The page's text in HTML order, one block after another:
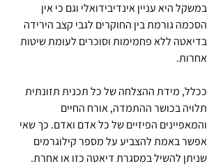
במשקל היא עניין אינדיבידואלי וגם כי אין
הסכמה גורמת בין החוקרים לגבי קצב הירידה
בדיאטה ללא פחמימות וסוכרים לעומת שיטות
אחרות.
ככלל, מידת ההצלחה של כל תכנית תזונתית
תלויה בכושר ההתמדה, אורח החיים
והמאפיינים הפיזיים של כל אדם ואדם. כך שאי
אפשר באמת להצביע על מספר קילוגרמים
שניתן להשיל במסגרת דיאטה כזו או אחרת.